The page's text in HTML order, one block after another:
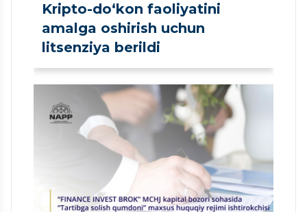
Kripto-do‘kon faoliyatini
amalga oshirish uchun
litsenziya berildi